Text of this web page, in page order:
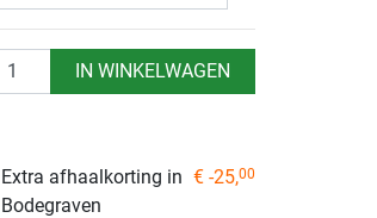
Aantal IN WINKELWAGEN
Extra afhaalkorting in
Bodegraven
€ -25,00